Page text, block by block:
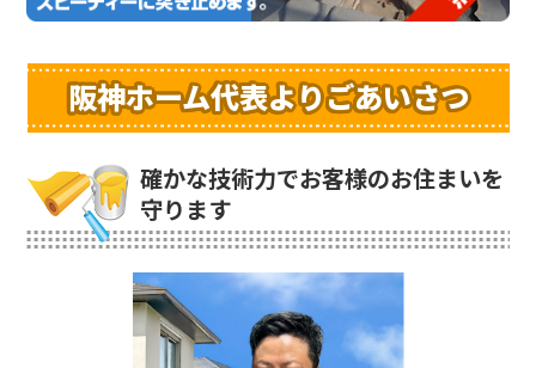
阪神ホーム代表よりごあいさつ
確かな技術力でお客様のお住まいを
守ります